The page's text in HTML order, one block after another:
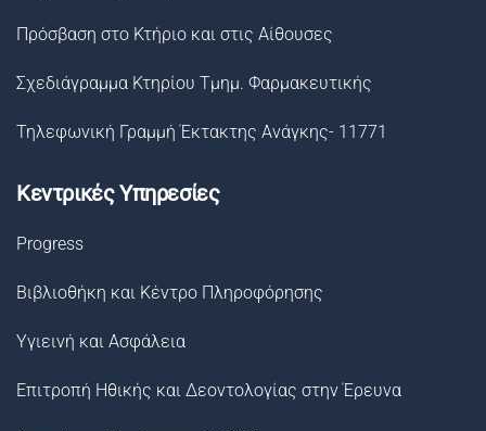
Πρόσβαση στο Κτήριο και στις Αίθουσες
Σχεδιάγραμμα Κτηρίου Τμημ. Φαρμακευτικής
Τηλεφωνική Γραμμή Έκτακτης Ανάγκης- 11771
Κεντρικές Υπηρεσίες
Progress
Βιβλιοθήκη και Κέντρο Πληροφόρησης
Υγιεινή και Ασφάλεια
Επιτροπή Ηθικής και Δεοντολογίας στην Έρευνα